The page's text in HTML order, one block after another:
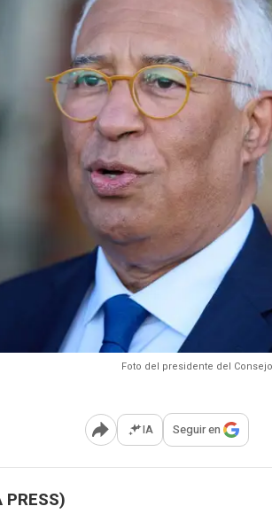
Foto del presidente del
Abrir opciones para
IA Seguir en
PRESS)